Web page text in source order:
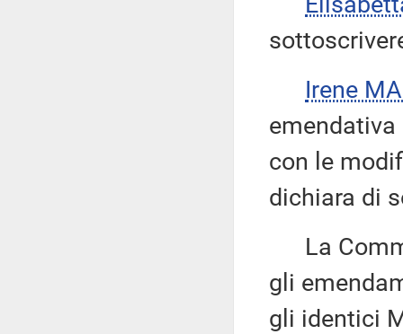
Irene
con le
dichiara di
La
gli
gli identici